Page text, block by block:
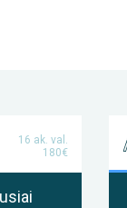
16 ak. val.
180€